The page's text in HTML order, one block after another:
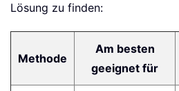
Lösung zu finden:
Methode
Am besten
geeignet für